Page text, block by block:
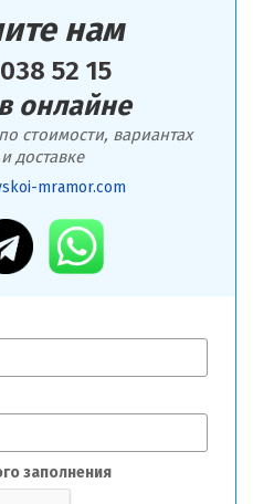
нам
52 15
онлайне
стоимости, вариантах
доставке
mramor.com
заполнения